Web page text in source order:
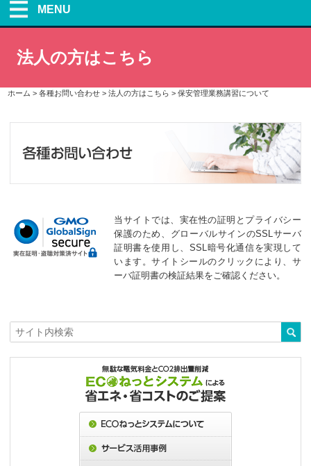
MENU
法人の方はこちら
ホーム > 各種お問い合わせ > 法人の方はこちら > 保安管理業務講習について
当サイトでは、実在性の証明とプライバシー
保護のため、グローバルサインのSSLサーバ
証明書を使用し、SSL暗号化通信を実現して
います。サイトシールのクリックにより、サ
ーバ証明書の検証結果をご確認ください。